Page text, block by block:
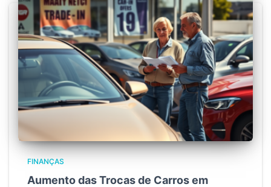
FINANÇAS
Aumento das Trocas de Carros em